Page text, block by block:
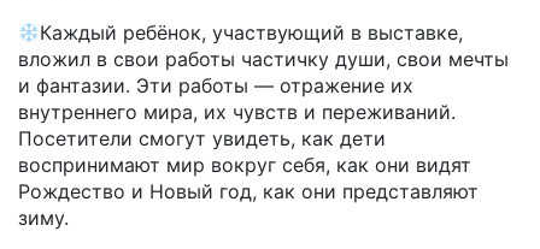
Каждый ребёнок, участвующий в выставке,
вложил в свои работы частичку души, свои мечты
и фантазии. Эти работы — отражение их
внутреннего мира, их чувств и переживаний.
Посетители смогут увидеть, как дети
воспринимают мир вокруг себя, как они видят
Рождество и Новый год, как они представляют
зиму.